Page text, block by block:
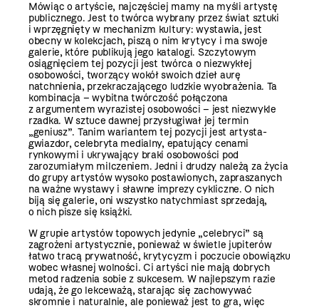
Mówiąc o artyście, najczęściej mamy na myśli artystę
publicznego. Jest to twórca wybrany przez świat sztuki
i wprzęgnięty w mechanizm kultury: wystawia, jest
obecny w kolekcjach, piszą o nim krytycy i ma swoje
galerie, które publikują jego katalogi. Szczytowym
osiągnięciem tej pozycji jest twórca o niezwykłej
osobowości, tworzący wokół swoich dzieł aurę
natchnienia, przekraczającego ludzkie wyobrażenia. Ta
kombinacja – wybitna twórczość połączona
z argumentem wyrazistej osobowości – jest niezwykle
rzadka. W sztuce dawnej przysługiwał jej termin
„geniusz”. Tanim wariantem tej pozycji jest artysta-
gwiazdor, celebryta medialny, epatujący cenami
rynkowymi i ukrywający braki osobowości pod
zarozumiałym milczeniem. Jedni i drudzy należą za życia
do grupy artystów wysoko postawionych, zapraszanych
na ważne wystawy i sławne imprezy cykliczne. O nich
biją się galerie, oni wszystko natychmiast sprzedają,
o nich pisze się książki.
W grupie artystów topowych jedynie „celebryci” są
zagrożeni artystycznie, ponieważ w świetle jupiterów
łatwo tracą prywatność, krytycyzm i poczucie obowiązku
wobec własnej wolności. Ci artyści nie mają dobrych
metod radzenia sobie z sukcesem. W najlepszym razie
udają, że go lekceważą, starając się zachowywać
skromnie i naturalnie, ale ponieważ jest to gra, więc